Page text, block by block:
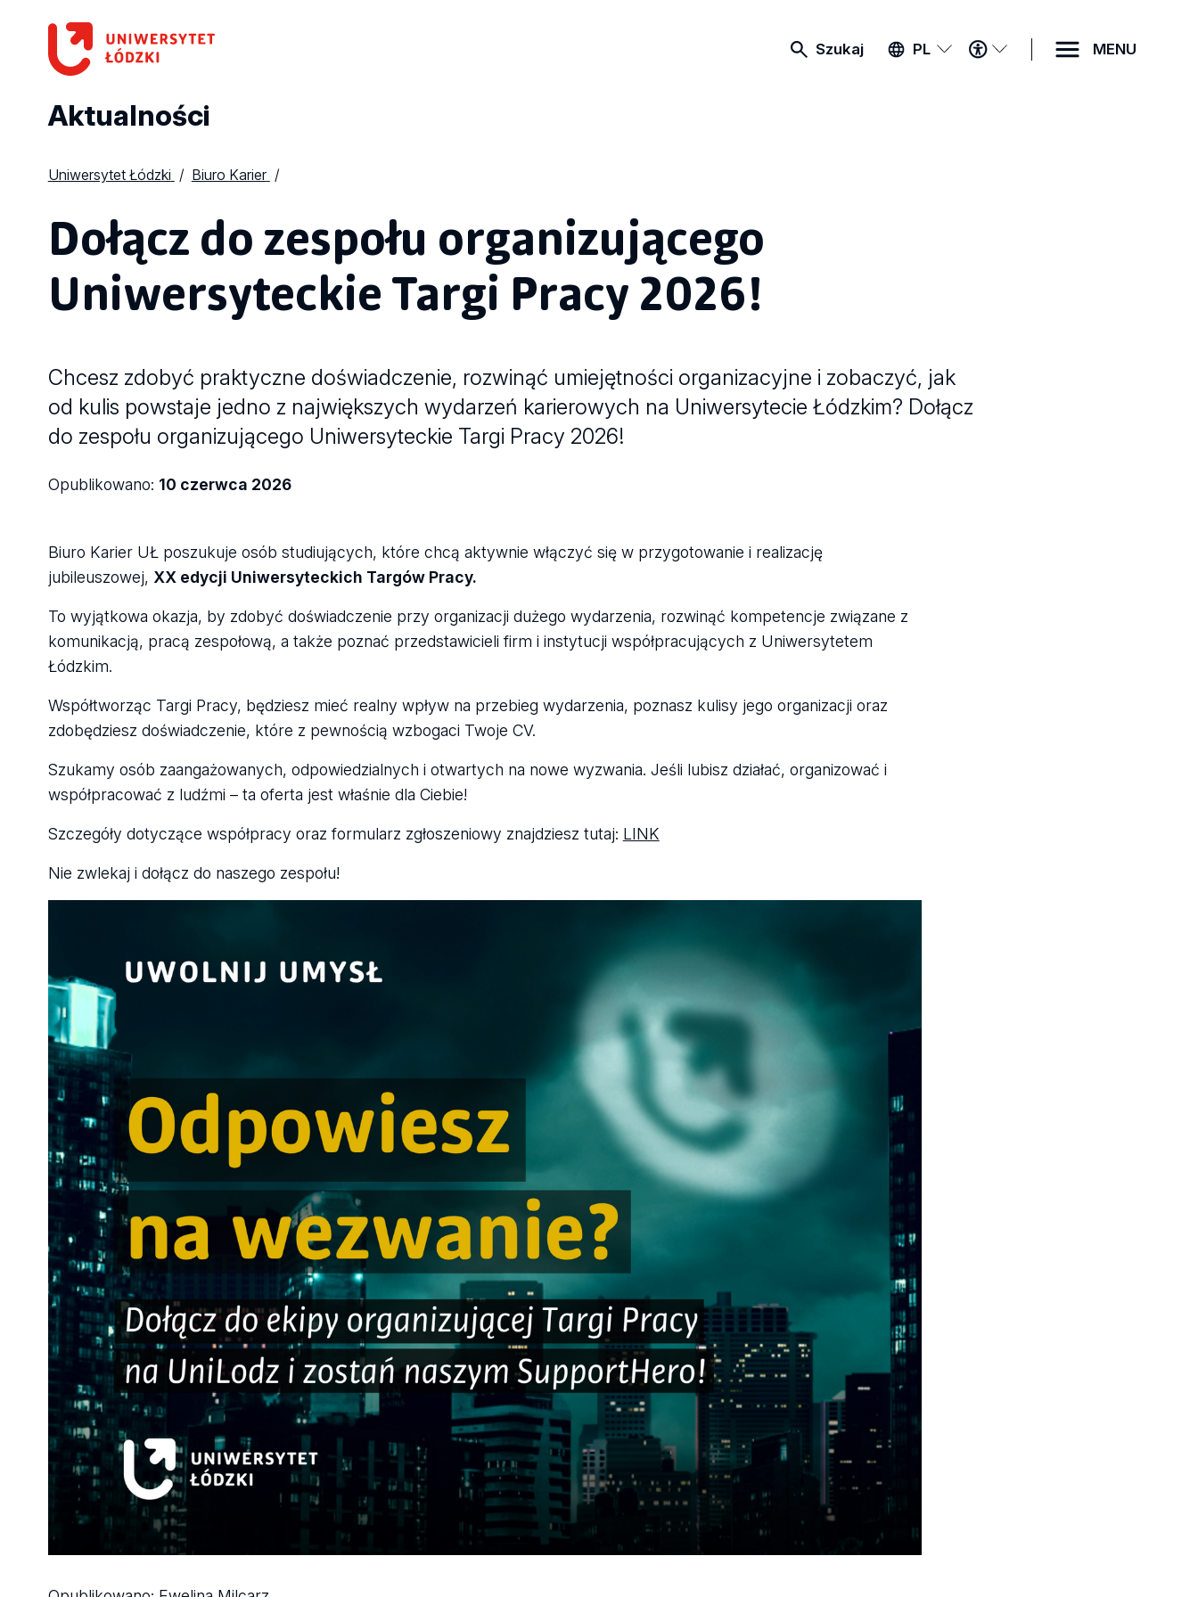
Szukaj PL
MENU
DOSTĘPNOŚCI
MENU
Aktualności
Uniwersytet Łódzki Biuro Karier
Dołącz do zespołu organizującego
Uniwersyteckie Targi Pracy 2026!
Chcesz zdobyć praktyczne doświadczenie, rozwinąć umiejętności organizacyjne i zobaczyć, jak
od kulis powstaje jedno z największych wydarzeń karierowych na Uniwersytecie Łódzkim? Dołącz
do zespołu organizującego Uniwersyteckie Targi Pracy 2026!
Opublikowano: 10 czerwca 2026
Biuro Karier UŁ poszukuje osób studiujących, które chcą aktywnie włączyć się w przygotowanie i realizację
jubileuszowej, XX edycji Uniwersyteckich Targów Pracy.
To wyjątkowa okazja, by zdobyć doświadczenie przy organizacji dużego wydarzenia, rozwinąć kompetencje związane z
komunikacją, pracą zespołową, a także poznać przedstawicieli firm i instytucji współpracujących z Uniwersytetem
Łódzkim.
Współtworząc Targi Pracy, będziesz mieć realny wpływ na przebieg wydarzenia, poznasz kulisy jego organizacji oraz
zdobędziesz doświadczenie, które z pewnością wzbogaci Twoje CV.
Szukamy osób zaangażowanych, odpowiedzialnych i otwartych na nowe wyzwania. Jeśli lubisz działać, organizować i
współpracować z ludźmi – ta oferta jest właśnie dla Ciebie!
Szczegóły dotyczące współpracy oraz formularz zgłoszeniowy znajdziesz tutaj: LINK
Nie zwlekaj i dołącz do naszego zespołu!